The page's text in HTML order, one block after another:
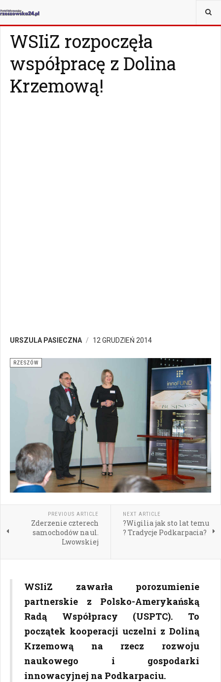
JESTEŚ TUTAJ:
WSIiZ rozpoczęła
współpracę z Dolina
Krzemową!
URSZULA PASIECZNA 12 GRUDZIEŃ 2014
RZESZÓW
PREVIOUS ARTICLE
Zderzenie czterech
samochodów na ul.
Lwowskiej
NEXT ARTICLE
?Wigilia jak sto lat temu
? Tradycje Podkarpacia?
WSIiZ zawarła porozumienie
partnerskie z Polsko-Amerykańską
Radą Współpracy (USPTC). To
początek kooperacji uczelni z Doliną
Krzemową na rzecz rozwoju
naukowego i gospodarki
innowacyjnej na Podkarpaciu.